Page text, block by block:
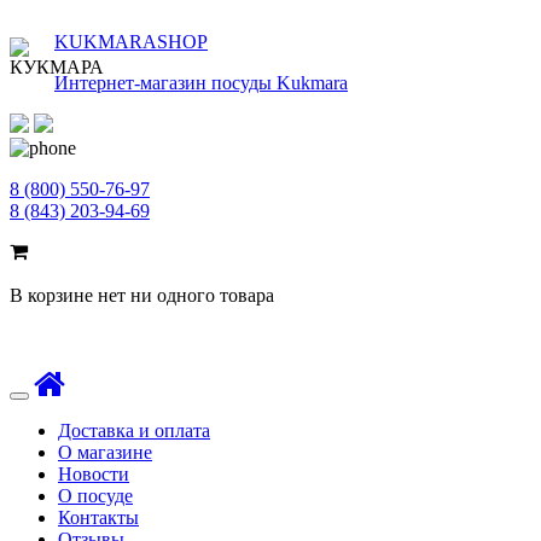
KUKMARASHOP
Интернет-магазин посуды Kukmara
8 (800) 550-76-97
8 (843) 203-94-69
В корзине нет ни одного товара
Toggle
navigationДоставка и оплата
О магазине
Новости
О посуде
Контакты